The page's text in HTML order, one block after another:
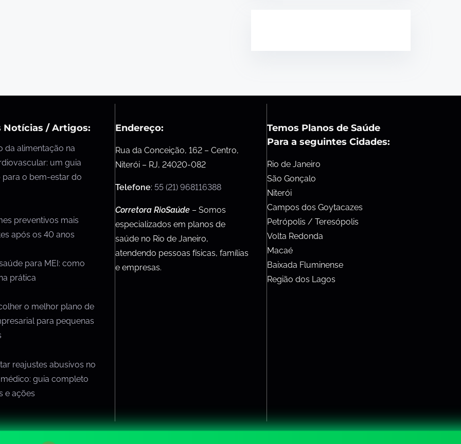
Notícias / Artigos:
da alimentação na
um guia
o bem-estar do
preventivos mais
após os 40 anos
para MEI: como
prática
o melhor plano de
para pequenas
reajustes abusivos no
guia completo
e ações
Endereço:
Rua da Conceição, 162 – Centro,
Niterói – RJ, 24020-082
Telefone: 55 (21) 968116388
Corretora RioSaúde – Somos
especializados em planos de
saúde no Rio de Janeiro,
atendendo pessoas físicas, famílias
e empresas.
Temos Planos de Saúde
Para a seguintes Cidades:
Rio de Janeiro
São Gonçalo
Niterói
Campos dos Goytacazes
Petrópolis / Teresópolis
Volta Redonda
Macaé
Baixada Fluminense
Região dos Lagos